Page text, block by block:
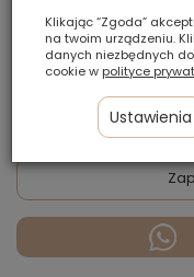
Klikając “Zgoda”
na twoim urządzeniu.
danych niezbędnych
cookie w polityce
Ustawienia